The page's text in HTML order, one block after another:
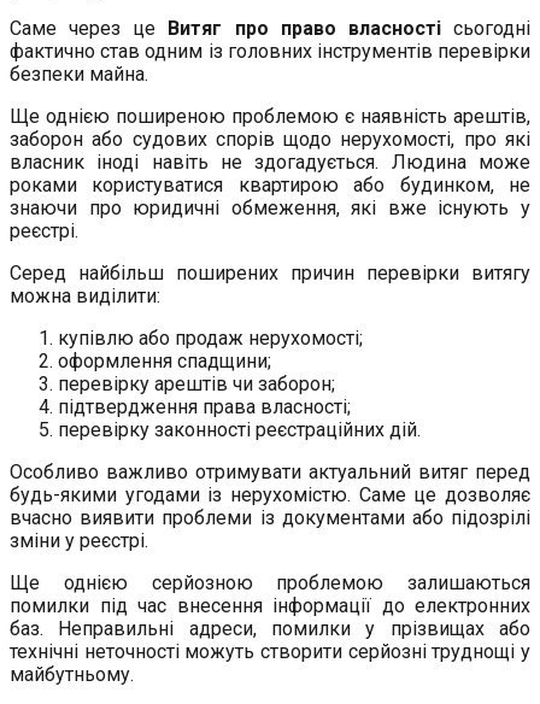
Саме через це
Витяг про право власностісьогодні
фактично став одним із головних інструментів перевірки
безпеки майна.
Ще однією поширеною проблемою є наявність арештів,
заборон або судових спорів щодо нерухомості, про які
власник іноді навіть не здогадується. Людина може
роками користуватися квартирою або будинком, не
знаючи про юридичні обмеження, які вже існують у
реєстрі.
Серед найбільш поширених причин перевірки витягу
можна виділити:
купівлю або продаж нерухомості;
оформлення спадщини;
перевірку арештів чи заборон;
підтвердження права власності;
перевірку законності реєстраційних дій.
Особливо важливо отримувати актуальний витяг перед
будь-якими угодами із нерухомістю. Саме це дозволяє
вчасно виявити проблеми із документами або підозрілі
зміни у реєстрі.
Ще однією серйозною проблемою залишаються
помилки під час внесення інформації до електронних
баз. Неправильні адреси, помилки у прізвищах або
технічні неточності можуть створити серйозні труднощі у
майбутньому.